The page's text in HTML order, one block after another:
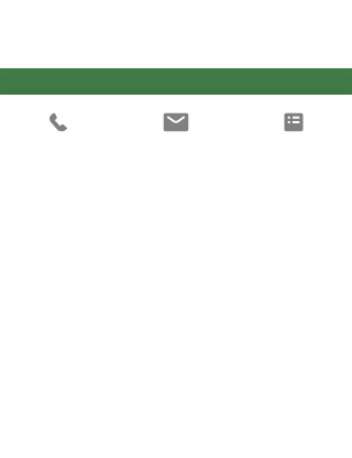
COTIZA SIN COMPROMISO